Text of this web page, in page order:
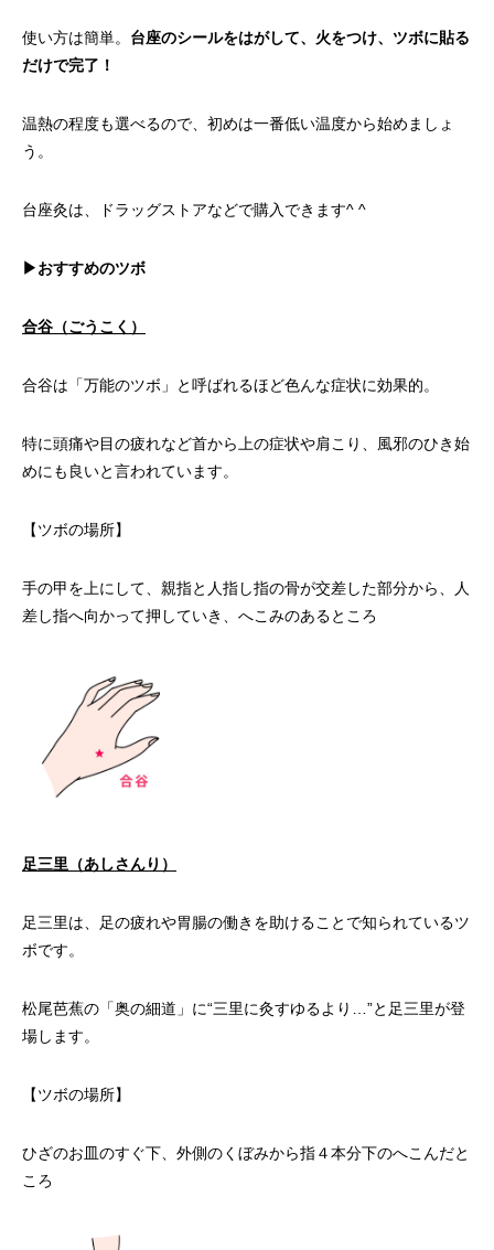
使い方は簡単。 台座のシールをはがして、火をつけ、ツボに貼る
だけで完了！
温熱の程度も選べるので、初めは一番低い温度から始めましょ
う。
台座灸は、ドラッグストアなどで購入できます^ ^
▶︎おすすめのツボ
合谷（ごうこく）
合谷は「万能のツボ」と呼ばれるほど色んな症状に効果的。
特に頭痛や目の疲れなど首から上の症状や肩こり、風邪のひき始
めにも良いと言われています。
【ツボの場所】
手の甲を上にして、親指と人指し指の骨が交差した部分から、人
差し指へ向かって押していき、へこみのあるところ
足三里（あしさんり）
足三里は、足の疲れや胃腸の働きを助けることで知られているツ
ボです。
松尾芭蕉の「奥の細道」に“三里に灸すゆるより…”と足三里が登
場します。
【ツボの場所】
ひざのお皿のすぐ下、外側のくぼみから指４本分下のへこんだと
ころ